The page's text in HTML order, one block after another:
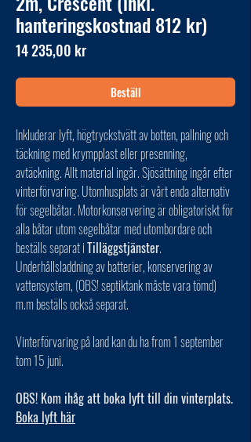
hanteringskostnad 812 kr)
14 235,00 krPris
Beställ
Inkluderar lyft, högtryckstvätt av botten, pallning och
täckning med krympplast eller presenning,
avtäckning. Allt material ingår. Sjösättning ingår efter
vinterförvaring. Utomhusplats är vårt enda alternativ
för segelbåtar. Motorkonservering är obligatoriskt för
alla båtar utom segelbåtar med utombordare och
beställs separat iTilläggstjänster.
Underhållsladdning av batterier, konservering av
vattensystem, (OBS! septiktank måste vara tömd)
m.m beställs också separat.
Vinterförvaring på land kan du ha from 1 september
tom 15 juni.
OBS! Kom ihåg att boka lyft till din vinterplats.
Boka lyft här